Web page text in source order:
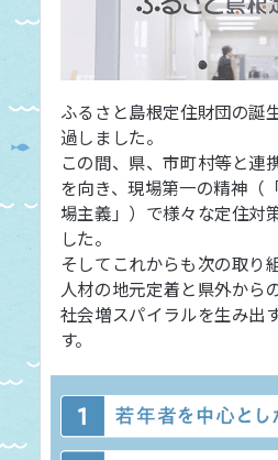
ふるさと島根定住財団の誕
過しました。
この間、県、市町村等と連
を向き、現場第一の精神（
場主義」）で様々な定住対
した。
そしてこれからも次の取り
人材の地元定着と県外から
社会増スパイラルを生み出
す。